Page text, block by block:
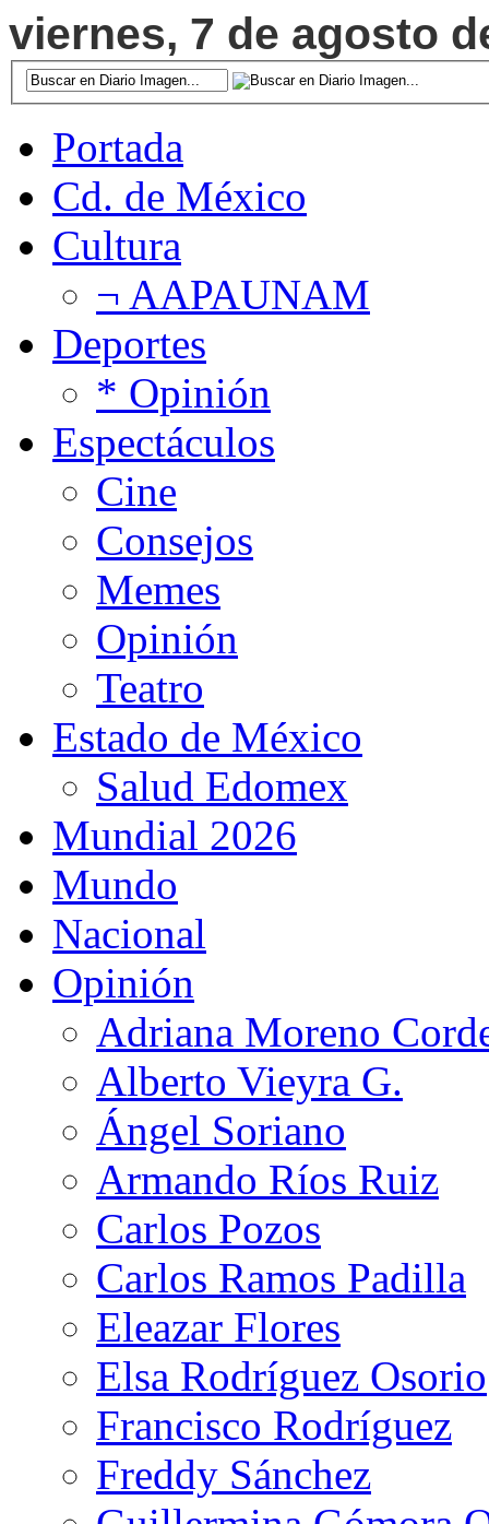
viernes, 7 de agosto
Portada
Cd. de México
Cultura
¬ AAPAUNAM
Deportes
* Opinión
Espectáculos
Cine
Consejos
Memes
Opinión
Teatro
Estado de México
Salud Edomex
Mundial 2026
Mundo
Nacional
Opinión
Adriana Moreno
Alberto Vieyra G.
Ángel Soriano
Armando Ríos Ruiz
Carlos Pozos
Carlos Ramos Padilla
Eleazar Flores
Elsa Rodríguez Osorio
Francisco Rodríguez
Freddy Sánchez